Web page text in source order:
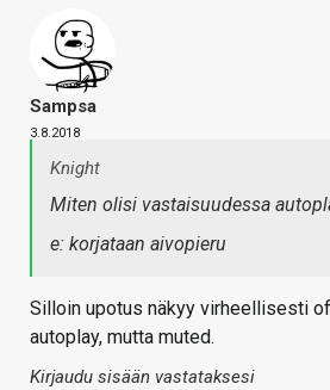
Sampsa
3.8.2018
Knight
Miten olisi vastaisuudessa
e: korjataan aivopieru
Silloin upotus näkyy virheellisesti
autoplay, mutta muted.
Kirjaudu sisään vastataksesi